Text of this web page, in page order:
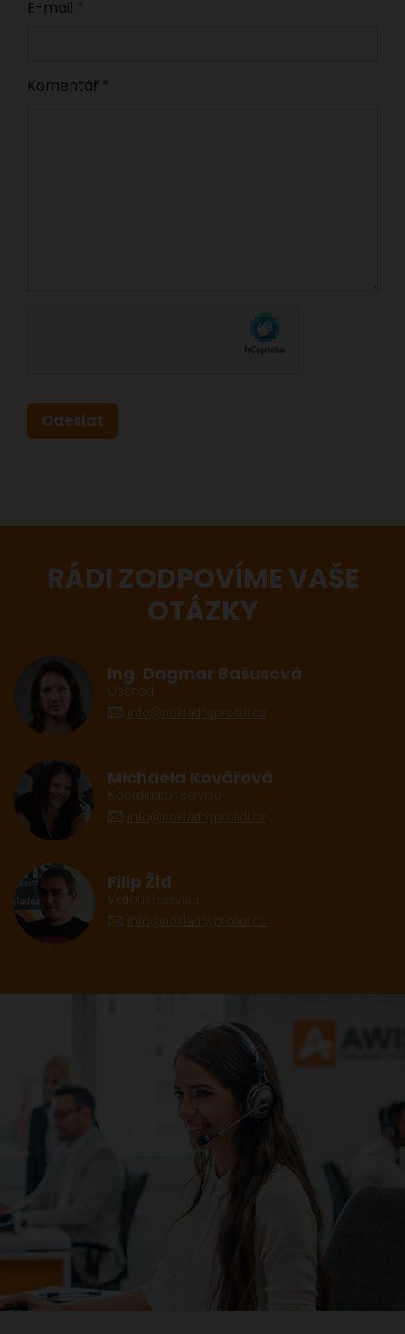
E-mail *
Komentář *
RÁDI ZODPOVÍME VAŠE
OTÁZKY
Ing. Dagmar Bašusová
Obchod
info@pokladnyprolidi.cz
Michaela Kovářová
Koordinátor servisu
info@pokladnyprolidi.cz
Filip Žid
Vedoucí servisu
info@pokladnyprolidi.cz